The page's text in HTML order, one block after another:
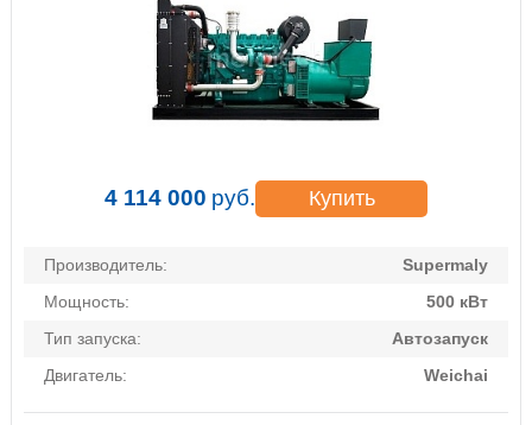
4 114 000 руб. Купить
Производитель:
Supermaly
Мощность:
500 кВт
Тип запуска:
Автозапуск
Двигатель:
Weichai